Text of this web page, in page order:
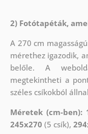
2) Fotótapéták,
A 270 cm
mérethez igazodik,
belőle. A
megtekintheti a
széles csíkokból
Méretek (cm-ben):
245x270 (5 csík),